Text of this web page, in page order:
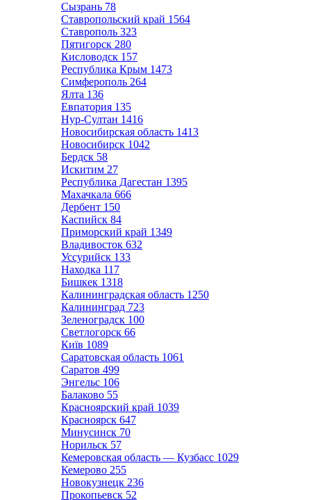
Сызрань 78
Ставропольский край 1564
Ставрополь 323
Пятигорск 280
Кисловодск 157
Республика Крым 1473
Симферополь 264
Ялта 136
Евпатория 135
Нур-Султан 1416
Новосибирская область 1413
Новосибирск 1042
Бердск 58
Искитим 27
Республика Дагестан 1395
Махачкала 666
Дербент 150
Каспийск 84
Приморский край 1349
Владивосток 632
Уссурийск 133
Находка 117
Бишкек 1318
Калининградская область 1250
Калининград 723
Зеленоградск 100
Светлогорск 66
Київ 1089
Саратовская область 1061
Саратов 499
Энгельс 106
Балаково 55
Красноярский край 1039
Красноярск 647
Минусинск 70
Норильск 57
Кемеровская область — Кузбасс 1029
Кемерово 255
Новокузнецк 236
Прокопьевск 52